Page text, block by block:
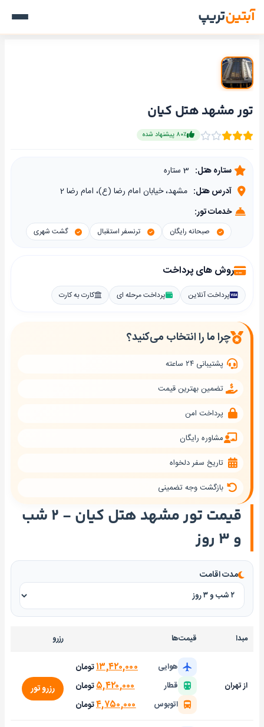
آبتینتریپ
قیمت تور مشهد هتل کیان - ۲ شب
و ۳ روز
مدت اقامت
مبدا قیمت‌ها رزرو
از تهران
هوایی ۱۳,۴۲۰,۰۰۰تومان
قطار ۵,۴۲۰,۰۰۰تومان
اتوبوس ۴,۷۵۰,۰۰۰تومان
رزرو تور
تور مشهد هتل کیان
۸۰٪ پیشنهاد شده
ستاره هتل:
آدرس هتل: مشهد، خیابان امام رضا (ع)، امام رضا 2
خدمات تور:
صبحانه رایگان ترنسفر استقبال گشت شهری
روش های پرداخت
پرداخت آنلاین پرداخت مرحله ای کارت به کارت
چرا ما را انتخاب می‌کنید؟
پشتیبانی ۲۴ ساعته
تضمین بهترین قیمت
پرداخت امن
مشاوره رایگان
تاریخ سفر دلخواه
بازگشت وجه تضمینی